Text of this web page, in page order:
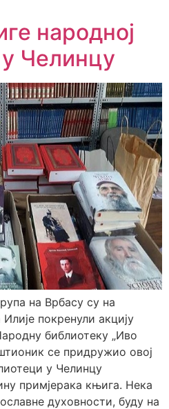
народној
Челинцу
на Врбасу су на
покренули акцију
библиотеку „Иво
се придружио овој
у Челинцу
примјерака књига. Нека
духовности, буду на